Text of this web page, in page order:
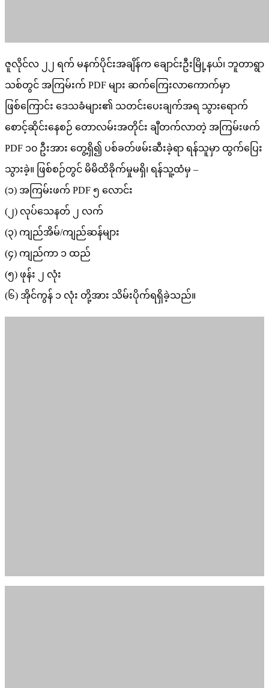
ဇူလိုင်လ ၂၂ ရက် မနက်ပိုင်းအချိန်က ချောင်းဦးမြို့နယ်၊ ဘူတာရွာ
သစ်တွင် အကြမ်းက် PDF များ ဆက်ကြေးလာကောက်မှာ
ဖြစ်ကြောင်း ဒေသခံများ၏ သတင်းပေးချက်အရ သွားရောက်
စောင့်ဆိုင်းနေစဉ် တောလမ်းအတိုင်း ချီတက်လာတဲ့ အကြမ်းဖက်
PDF ၁၀ ဦးအား တွေ့ရှိ၍ ပစ်ခတ်ဖမ်းဆီးခဲ့ရာ ရန်သူမှာ ထွက်ပြေး
သွားခဲ့။ ဖြစ်စဉ်တွင် မိမိထိခိုက်မှုမရှိ၊ ရန်သူ့ထံမှ –
(၁) အကြမ်းဖက် PDF ၅ လောင်း
(၂) လုပ်သေနတ် ၂ လက်
(၃) ကျည်အိမ်/ကျည်ဆန်များ
(၄) ကျည်ကာ ၁ ထည်
(၅) ဖုန်း ၂ လုံး
(၆) အိုင်ကွန် ၁ လုံး တို့အား သိမ်းပိုက်ရရှိခဲ့သည်။